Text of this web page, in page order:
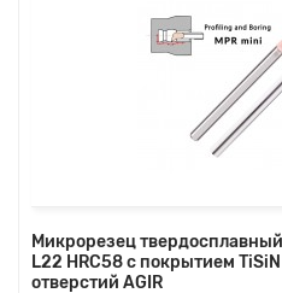
Микрорезец
L22 HRC58 с покрытием
отверстий AGIR